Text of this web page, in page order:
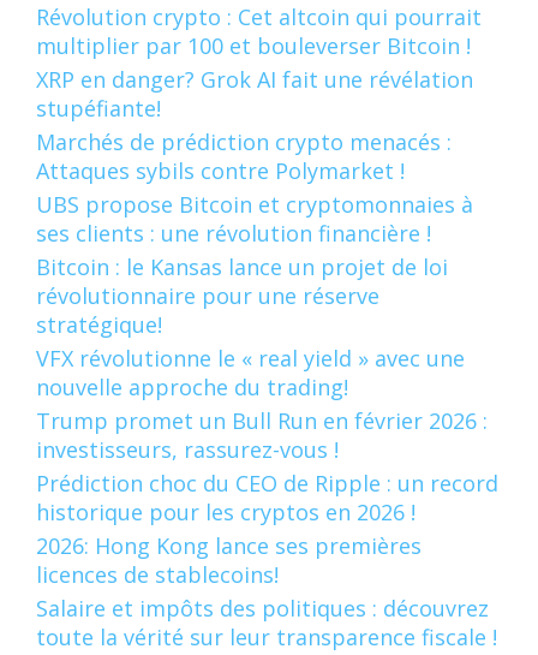
Révolution crypto : Cet altcoin qui pourrait
multiplier par 100 et bouleverser Bitcoin !
XRP en danger? Grok AI fait une révélation
stupéfiante!
Marchés de prédiction crypto menacés :
Attaques sybils contre Polymarket !
UBS propose Bitcoin et cryptomonnaies à
ses clients : une révolution financière !
Bitcoin : le Kansas lance un projet de loi
révolutionnaire pour une réserve
stratégique!
VFX révolutionne le « real yield » avec une
nouvelle approche du trading!
Trump promet un Bull Run en février 2026 :
investisseurs, rassurez-vous !
Prédiction choc du CEO de Ripple : un record
historique pour les cryptos en 2026 !
2026: Hong Kong lance ses premières
licences de stablecoins!
Salaire et impôts des politiques : découvrez
toute la vérité sur leur transparence fiscale !